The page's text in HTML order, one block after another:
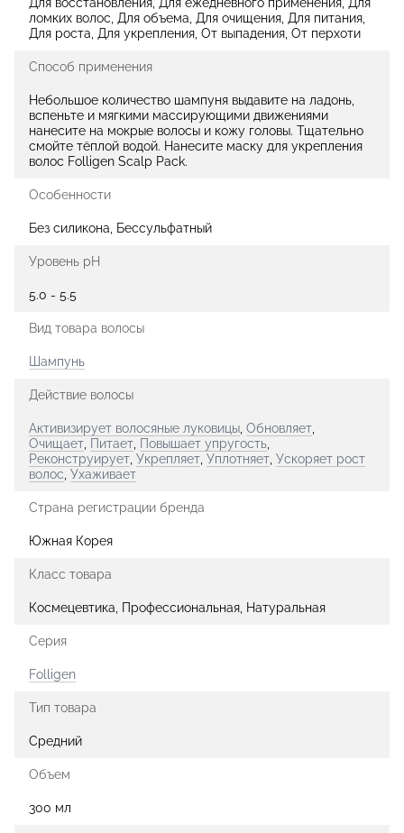
Для восстановления, Для ежедневного применения, Для
ломких волос, Для объема, Для очищения, Для питания,
Для роста, Для укрепления, От выпадения, От перхоти
Способ применения
Небольшое количество шампуня выдавите на ладонь,
вспеньте и мягкими массирующими движениями
нанесите на мокрые волосы и кожу головы. Тщательно
смойте тёплой водой. Нанесите маску для укрепления
волос Folligen Scalp Pack.
Особенности
Без силикона, Бессульфатный
Уровень pH
5.0 - 5.5
Вид товара волосы
Шампунь
Действие волосы
Активизирует волосяные луковицы, Обновляет,
Очищает, Питает, Повышает упругость,
Реконструирует, Укрепляет, Уплотняет, Ускоряет рост
волос, Ухаживает
Страна регистрации бренда
Южная Корея
Класс товара
Космецевтика, Профессиональная, Натуральная
Серия
Folligen
Тип товара
Средний
Объем
300 мл